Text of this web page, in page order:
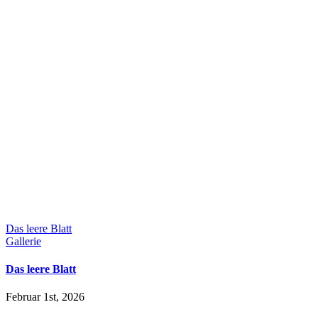
Das leere Blatt
Gallerie
Das leere Blatt
Februar 1st, 2026